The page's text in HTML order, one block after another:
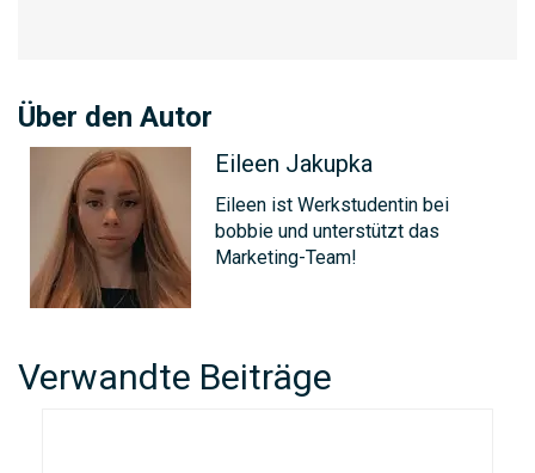
Über den Autor
Eileen Jakupka
Eileen ist Werkstudentin bei
bobbie und unterstützt das
Marketing-Team!
Verwandte Beiträge